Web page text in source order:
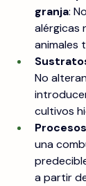
granja:
alérgicas
animales
No
cultivos
una
a partir